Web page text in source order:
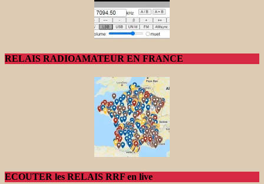
RELAIS RADIOAMATEUR EN FRANCE
ECOUTER les RELAIS RRF en live